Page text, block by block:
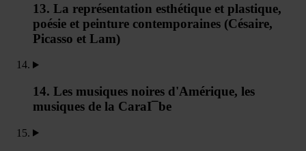
13. La représentation esthétique et plastique,
poésie et peinture contemporaines (Césaire,
Picasso et Lam)
14. Les musiques noires d'Amérique, les
musiques de la CaraI¯be